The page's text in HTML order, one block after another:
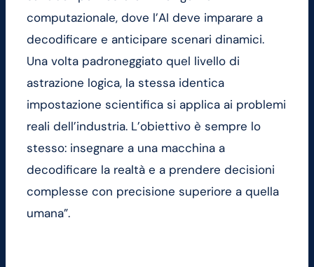
computazionale, dove l’AI deve imparare a
decodificare e anticipare scenari dinamici.
Una volta padroneggiato quel livello di
astrazione logica, la stessa identica
impostazione scientifica si applica ai problemi
reali dell’industria. L’obiettivo è sempre lo
stesso: insegnare a una macchina a
decodificare la realtà e a prendere decisioni
complesse con precisione superiore a quella
umana”.